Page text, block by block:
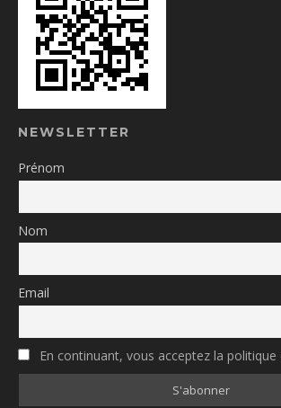
NEWSLETTER
Prénom
Nom
Email
En continuant, vous acceptez la